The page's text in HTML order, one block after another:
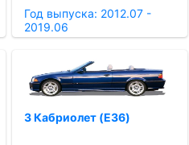
Год выпуска: 2012.07 -
2019.06
3 Кабриолет (E36)